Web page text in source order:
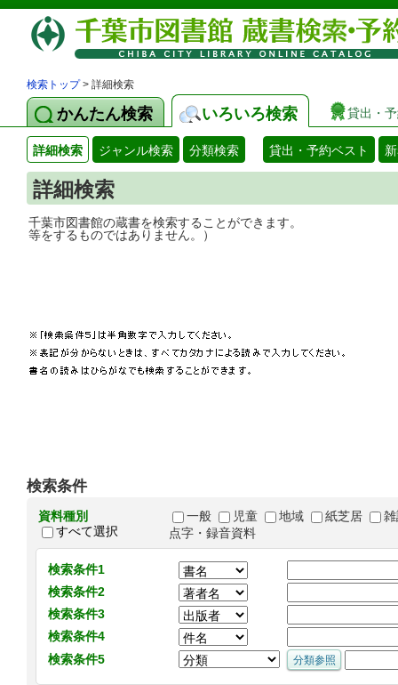
検索トップ> 詳細検索
かんたん検索 いろいろ検索 貸出・
詳細検索 ジャンル検索 分類検索 貸出・予約ベスト
詳細検索
千葉市図書館の蔵書を検索することがで
等をするものではありません。）
検索条件
資料種別
すべて選択
一般 児童 地域 紙芝居
点字・録音資料
検索条件1
検索条件2
検索条件3
検索条件4
検索条件5